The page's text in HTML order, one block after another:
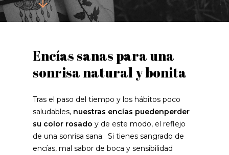
Encías sanas para una
sonrisa natural y bonita
Tras el paso del tiempo y los hábitos poco
saludables, nuestras encías puedenperder
su color rosado y de este modo, el reflejo
de una sonrisa sana. Si tienes sangrado de
encías, mal sabor de boca y sensibilidad